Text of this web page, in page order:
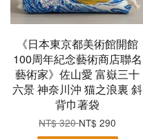
《日本東京都美術館開館
100周年紀念藝術商店聯名
藝術家》佐山愛 富嶽三十
六景 神奈川沖 猫之浪裏 斜
背巾著袋
NT$ 320NT$ 290